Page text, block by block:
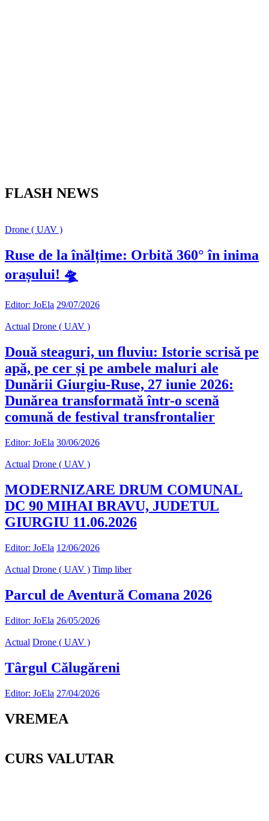
FLASH NEWS
Drone ( UAV )
Ruse de la înălțime: Orbită 360° în inima
orașului! 🛸
Editor: JoEla 29/07/2026
Actual Drone ( UAV )
Două steaguri, un fluviu: Istorie scrisă pe
apă, pe cer și pe ambele maluri ale
Dunării Giurgiu-Ruse, 27 iunie 2026:
Dunărea transformată într-o scenă
comună de festival transfrontalier
Editor: JoEla 30/06/2026
Actual Drone ( UAV )
MODERNIZARE DRUM COMUNAL
DC 90 MIHAI BRAVU, JUDETUL
GIURGIU 11.06.2026
Editor: JoEla 12/06/2026
Actual Drone ( UAV ) Timp liber
Parcul de Aventură Comana 2026
Editor: JoEla 26/05/2026
Actual Drone ( UAV )
Târgul Călugăreni
Editor: JoEla 27/04/2026
VREMEA
CURS VALUTAR